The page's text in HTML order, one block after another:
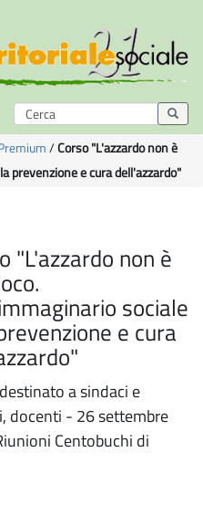
/Corso "L'azzardo non è
prevenzione e cura dell'azzardo"
"L'azzardo non è
sociale
e cura
a sindaci e
docenti - 26 settembre
Centobuchi di